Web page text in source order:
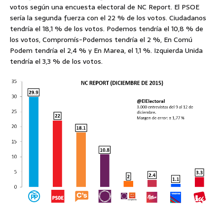
votos según una encuesta electoral de NC Report. El PSOE
sería la segunda fuerza con el 22 % de los votos. Ciudadanos
tendría el 18,1 % de los votos. Podemos tendría el 10,8 % de
los votos, Compromís-Podemos tendría el 2 %, En Comú
Podem tendría el 2,4 % y En Marea, el 1,1 %. Izquierda Unida
tendría el 3,3 % de los votos.